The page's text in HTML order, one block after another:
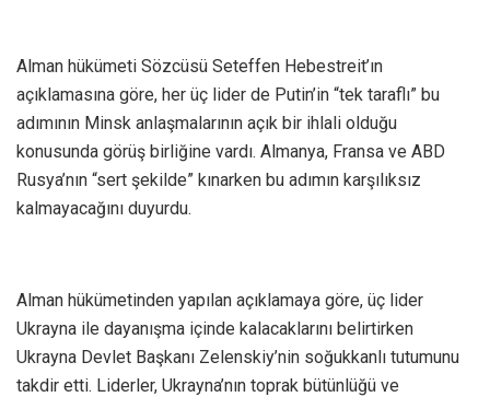
Alman hükümeti Sözcüsü Seteffen Hebestreit’ın
açıklamasına göre, her üç lider de Putin’in “tek taraflı” bu
adımının Minsk anlaşmalarının açık bir ihlali olduğu
konusunda görüş birliğine vardı. Almanya, Fransa ve ABD
Rusya’nın “sert şekilde” kınarken bu adımın karşılıksız
kalmayacağını duyurdu.
Alman hükümetinden yapılan açıklamaya göre, üç lider
Ukrayna ile dayanışma içinde kalacaklarını belirtirken
Ukrayna Devlet Başkanı Zelenskiy’nin soğukkanlı tutumunu
takdir etti. Liderler, Ukrayna’nın toprak bütünlüğü ve